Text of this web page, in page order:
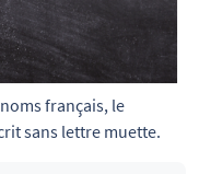
français, le
sans lettre muette.